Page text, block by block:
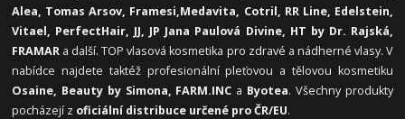
Alea, Tomas Arsov, Framesi,Medavita, Cotril, RR Line, Edelstein,
Vitael, PerfectHair, JJ, JP Jana Paulová Divine, HT by Dr. Rajská,
FRAMAR a další. TOP vlasová kosmetika pro zdravé a nádherné vlasy. V
nabídce najdete taktéž profesionální pleťovou a tělovou kosmetiku
Osaine, Beauty by Simona, FARM.INC a Byotea. Všechny produkty
pocházejí z oficiální distribuce určené pro ČR/EU.